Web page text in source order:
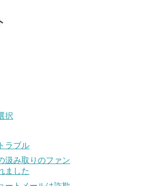
択
ラブル
汲み取りのファン
ました